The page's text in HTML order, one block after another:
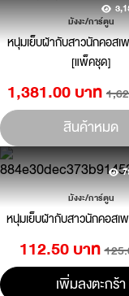
มังงะ/การ์ตูน
หนุ่มเย็บผ้ากับสาวนักคอสเ
[แพ็คชุด]
1,381.00 บาท
สินค้าหมด
มังงะ/การ์ตูน
หนุ่มเย็บผ้ากับสาวนักคอสเ
112.50 บาท
เพิ่มลงตะกร้า